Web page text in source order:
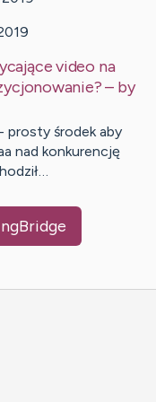
video na
– by
prosty środek aby
nad konkurencję